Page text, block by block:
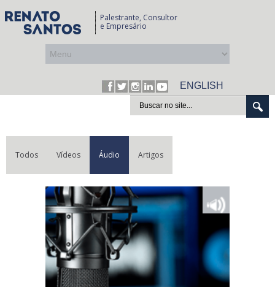
Palestrante, Consultor
e Empresário
ENGLISH
Todos Vídeos Áudio Artigos